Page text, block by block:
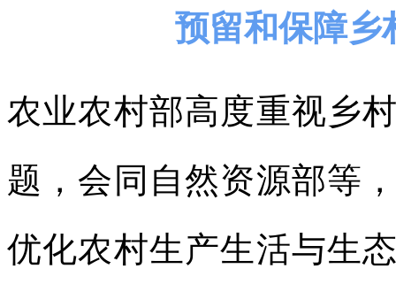
预留和保障乡
农业农村部高度重视乡
题，会同自然资源部等
优化农村生产生活与生